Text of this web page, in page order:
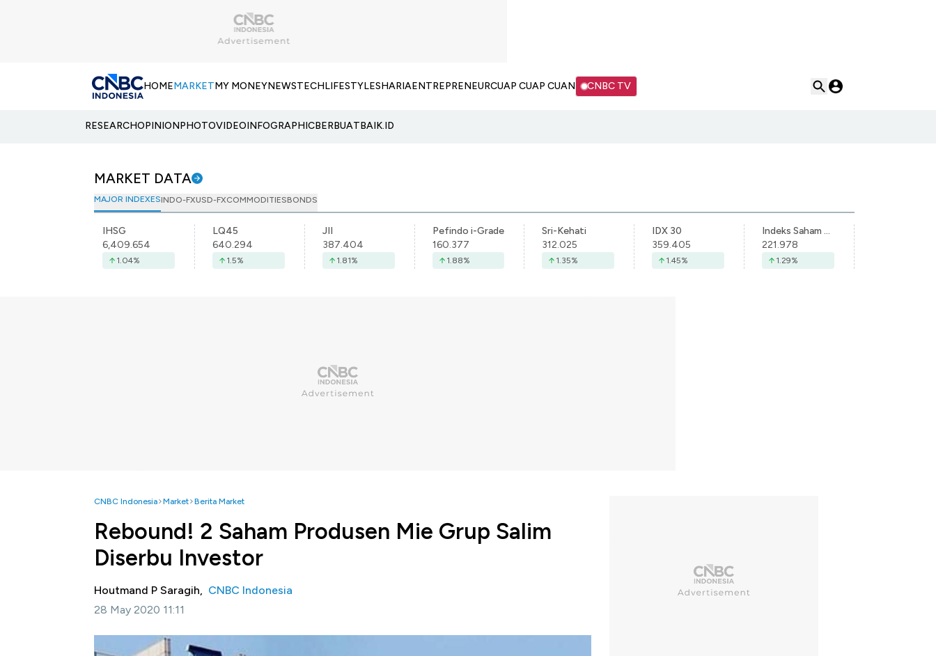
HOMEMARKETMY MONEYNEWSTECHLIFESTYLESHARIAENTREPRENEURCUAP CUAP CUAN CNBC TV
RESEARCHOPINIONPHOTOVIDEOINFOGRAPHICBERBUATBAIK.ID
MARKET DATA
MAJOR INDEXESINDO-FXUSD-FXCOMMODITIESBONDS
IHSG
6,409.654
1.04%
LQ45
640.294
1.5%
JII
387.404
1.81%
Pefindo i-Grade
160.377
1.88%
Sri-Kehati
312.025
1.35%
IDX 30
359.405
1.45%
Indeks Saham Syariah Indonesia
221.978
1.29%
CNBC Indonesia Market Berita Market
Rebound! 2 Saham Produsen Mie Grup Salim
Diserbu Investor
Houtmand P Saragih, CNBC Indonesia
28 May 2020 11:11